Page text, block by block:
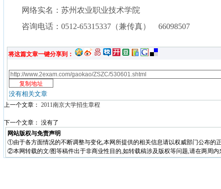
网络实名：苏州农业职业技术学院
咨询电话： 0512-65315337（兼传真） 66098507
将这篇文章一键分享到：
没有相关文章
上一个文章： 2011南京大学招生章程
下一个文章： 没有了
网站版权与免责声明
①由于各方面情况的不断调整与变化,本网所提供的相关信息请以权威部门公布的
②本网转载的文/图等稿件出于非商业性目的,如转载稿涉及版权等问题,请在两周内